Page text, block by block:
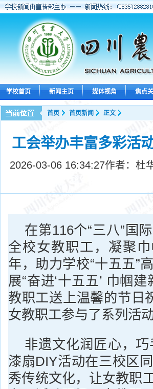
学校首页 新闻主页 媒体视角 焦点
首页 首页新闻 正文
工会举办丰富多彩活
2026-03-06 16:34:27作者：杜
在第116个“三八”国
全校女教职工，凝聚
年，助力学校“十五五”
展“奋进‘十五五’ 巾帼
教职工送上温馨的节日
女教职工参与了系列活动
非遗文化润匠心，
漆扇DIY活动在三校区
秀传统文化，让女教职